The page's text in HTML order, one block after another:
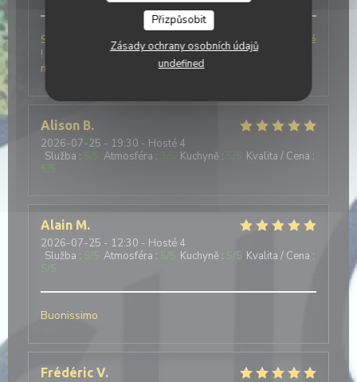
Přizpůsobit
Zásady ochrany osobních údajů
undefined
Simplement le meilleur restaurant Italien que j’ai testé
! Le personnel était très agréable ce qui a rendu le
moment encore meilleur !
Alison B
2026-07-25 - 19:30 - Hosté 4
Služba : Atmosféra : Kuchyně : Kvalita / Cena :
Alain M
2026-07-25 - 12:30 - Hosté 4
Služba : Atmosféra : Kuchyně : /5 Kvalita / Cena :
Buonissimo
Frédéric V